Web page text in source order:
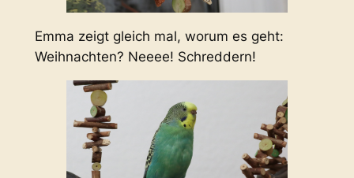
Emma zeigt gleich mal, worum es geht:
Weihnachten? Neeee! Schreddern!